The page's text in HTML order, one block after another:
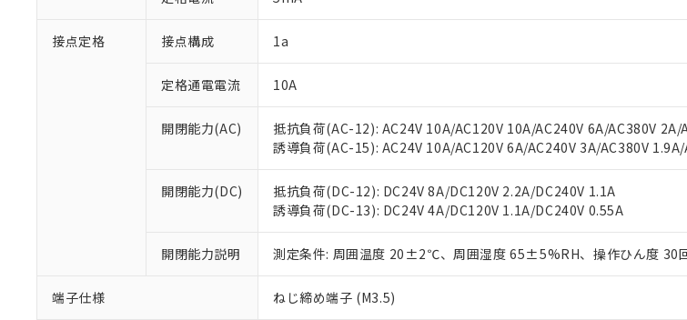
接点定格 接点構成 1a
定格通電電流 10A
開閉能力(AC)
抵抗負荷(AC-12): AC24V 10A/AC120V 10A/AC240V 6A/AC380V 2A/
誘導負荷(AC-15): AC24V 10A/AC120V 6A/AC240V 3A/AC380V
開閉能力(DC)
抵抗負荷(DC-12): DC24V 8A/DC120V 2.2A/DC240V 1.1A
誘導負荷(DC-13): DC24V 4A/DC120V 1.1A/DC240V 0.55A
開閉能力説明 測定条件: 周囲温度 20±2℃、周囲湿度 65±5%RH、操作ひん度 30
端子仕様 ねじ締め端子 (M3.5)
本サービスは、当社制御機器事業取扱商品の当社在庫状況
当社制御機器事業取扱商品の中には、本サービスの対象外
い。
正式な納期状況および標準価格はお客様のお取引先、また
当社販売員にご相談ください。
在庫状況および標準価格結果を当社の事前の承諾なく第三
す。
マイパーツ機能（部品リスト作成サービス）をご利用いた
ている必要があります。
お客様が当ウェブサイト上で当社にご登録された部品リス
が、当社の製品・サービスに関するお客様との取引・商談
さい。
*EU RoHS指令（10物質）：
フタル酸ビス(2-エチルヘキシル) (DEHP)(別名：DOP) 1000ppm以下、フタル酸ブ
ル（DBP） 1000ppm以下、フタル酸ジイソブチル (DIBP) 1000ppm以下
但し、RoHS指令で産業用監視および制御機器に対する適用除外項目は除く。
フタル酸エステル類の４物質については閾値を超える意図的な使用がないことを確
※2 対応予定月
部品在庫の切り替え状況などにより、予定月が前後することがあり
※3 非含有証明書ダウンロード
「×」：最大均質材料含有率が中国RoHSの基準値を超えている
Pb(鉛) :1000ppm、 Hg(水銀) : 1000ppm、 Cd(カドミウム) : 100ppm、
DEHP(フタル酸ビス(2-エチルヘキシル)) : 1000ppm
※2 環境保護使用期限
「ｅ」：有害物質（10物質）のすべてが基準値以下であることを
味します。
「－」：未確認です。当社販売部門へお問い合わせください。
当社は、これら貴社製品のうち、外国為替および外国貿易
などの必要な手続きをとります。
ます。
当社は貴社製品を、核兵器、ミサイル、化学兵器、生物兵
置等に一切使用いたしません。
当社は、貴社製品を第三者に販売する場合は、上記1、2お
たしません。
△ 一定数には満たないが在庫あり
－
在庫なし(最新の在庫状況については、お客様のお取引
機器販売店・当社販売員にご確認ください)
空
受注生産機種、また在庫状況の情報を公開していない機